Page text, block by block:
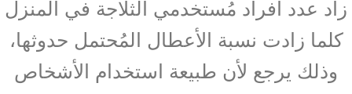
زاد عدد أفراد مُستخدمي الثلاجة في المنزل
كلما زادت نسبة الأعطال المُحتمل حدوثها،
وذلك يرجع لأن طبيعة استخدام الأشخاص